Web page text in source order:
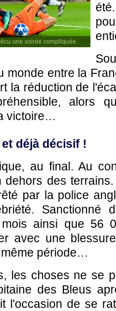
une soirée compliquée.
monde entre la
la réduction de
alors
victoire…
déjà décisif !
au final. Au
dehors des
par la police
Sanctionné
ainsi que 56
avec une
période…
les choses ne se
des Bleus
l'occasion de se